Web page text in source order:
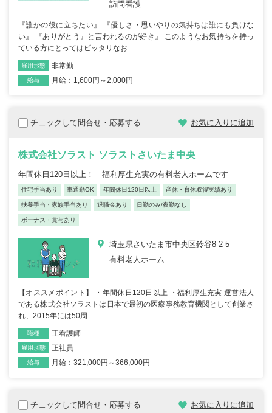
訪問看護
『誰かの役に立ちたい』 『優しさ・思いやりの気持ちは誰にも負けな
い』 『ありがとう』と言われるのが好き』 このようなお気持ちを持っ
ている方にとってはピッタリなお...
職種
雇用形態 非常勤
給与 月給：1,600円～2,000円
チェックして問合せ・応募する お気に入りに追加
株式会社ソラスト ソラストさいたま中央
年間休日120日以上！ 福利厚生充実の有料老人ホームです
住宅手当あり 車通勤OK 年間休日120日以上 産休・育休取得実績あり
扶養手当・家族手当あり 退職金あり 日勤のみ/夜勤なし
ボーナス・賞与あり
埼玉県さいたま市中央区鈴谷8-2-5
有料老人ホーム
【オススメポイント】 ・年間休日120日以上 ・福利厚生充実 運営法人
である株式会社ソラストは日本で最初の医療事務教育機関として創業さ
れ、2015年には50周...
職種 正看護師
雇用形態 正社員
給与 月給：321,000円～366,000円
チェックして問合せ・応募する お気に入りに追加